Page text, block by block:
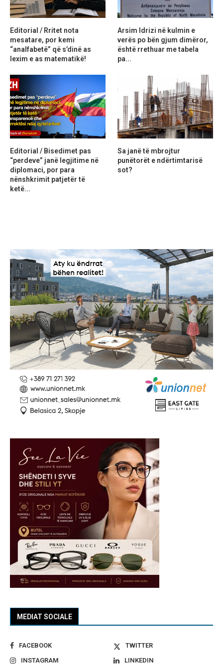
MEDIAT SOCIALE
FACEBOOK
TWITTER
INSTAGRAM
LINKEDIN
Editorial / Rritet nota
mesatare, por kemi
“analfabetë” që s’dinë as
lexim e as matematikë!
Arsim Idrizi në kulmin e
verës po bën gjum dimëror,
është rrethuar me tabela
pa...
Editorial / Bisedimet pas
“perdeve” janë legjitime në
diplomaci, por para
nënshkrimit patjetër të
ketë...
Sa janë të mbrojtur
punëtorët e ndërtimtarisë
sot?